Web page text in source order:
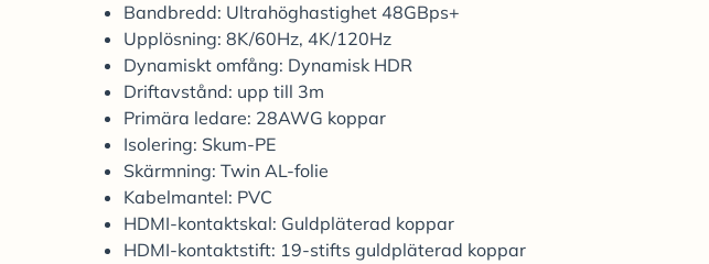
Bandbredd: Ultrahöghastighet 48GBps+
Upplösning: 8K/60Hz, 4K/120Hz
Dynamiskt omfång: Dynamisk HDR
Driftavstånd: upp till 3m
Primära ledare: 28AWG koppar
Isolering: Skum-PE
Skärmning: Twin AL-folie
Kabelmantel: PVC
HDMI-kontaktskal: Guldpläterad koppar
HDMI-kontaktstift: 19-stifts guldpläterad koppar